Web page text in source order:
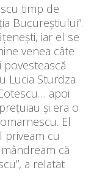
timp de
Bucureștiului”.
iar el se
venea câte
Lucia Sturdza
apoi
și era o
El
priveam cu
că
a relatat